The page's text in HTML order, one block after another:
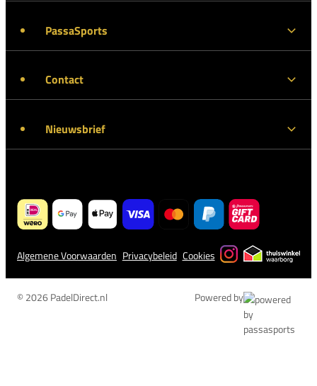
PassaSports
Contact
Nieuwsbrief
Algemene Voorwaarden Privacybeleid Cookies
© 2026 PadelDirect.nl Powered by